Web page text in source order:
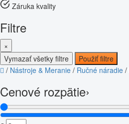
Záruka kvality
Filtre
×
Vymazať všetky filtre
Použiť filtre
/ Nástroje & Meranie / Ručné náradie /
Cenové rozpätie›